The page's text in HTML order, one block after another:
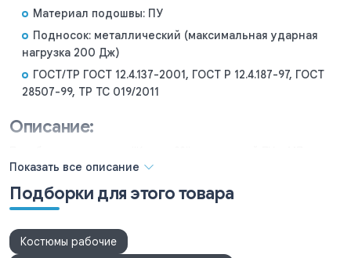
Материал подошвы: ПУ
Подносок: металлический (максимальная ударная
нагрузка 200 Дж)
ГОСТ/ТР ГОСТ 12.4.137-2001, ГОСТ Р 12.4.187-97, ГОСТ
28507-99, ТР ТС 019/2011
Описание:
эффективно защищают ноги работника от механических
Особенности модели:
мягкий кант для дополнительной поддержки и
защиты ног;
Показать все описание
Подборки для этого товара
Костюмы рабочие